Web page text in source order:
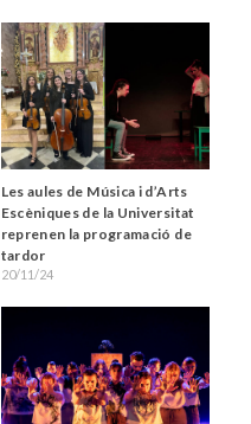
Les aules de Música i d’Arts
Escèniques de la Universitat
reprenen la programació de
tardor
20/11/24